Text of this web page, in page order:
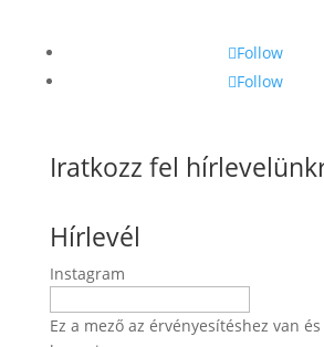
Follow
Follow
Iratkozz fel
Hírlevél
Instagram
Ez a mező az érvényesítéshez van